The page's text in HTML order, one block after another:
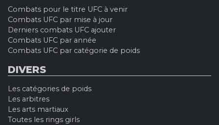
Combats pour le titre UFC à venir
Combats UFC par mise à jour
Derniers combats UFC ajouter
Combats UFC par année
Combats UFC par catégorie de poids
DIVERS
Les catégories de poids
Les arbitres
Les arts martiaux
Toutes les rings girls